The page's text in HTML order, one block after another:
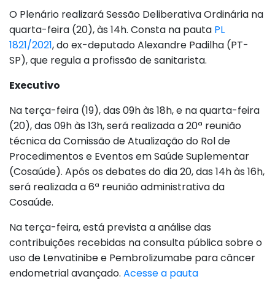
O Plenário realizará Sessão Deliberativa Ordinária na
quarta-feira (20), às 14h. Consta na pauta PL
1821/2021, do ex-deputado Alexandre Padilha (PT-
SP), que regula a profissão de sanitarista.
Executivo
Na terça-feira (19), das 09h às 18h, e na quarta-feira
(20), das 09h às 13h, será realizada a 20ª reunião
técnica da Comissão de Atualização do Rol de
Procedimentos e Eventos em Saúde Suplementar
(Cosaúde). Após os debates do dia 20, das 14h às 16h,
será realizada a 6ª reunião administrativa da
Cosaúde.
Na terça-feira, está prevista a análise das
contribuições recebidas na consulta pública sobre o
uso de Lenvatinibe e Pembrolizumabe para câncer
endometrial avançado. Acesse a pauta